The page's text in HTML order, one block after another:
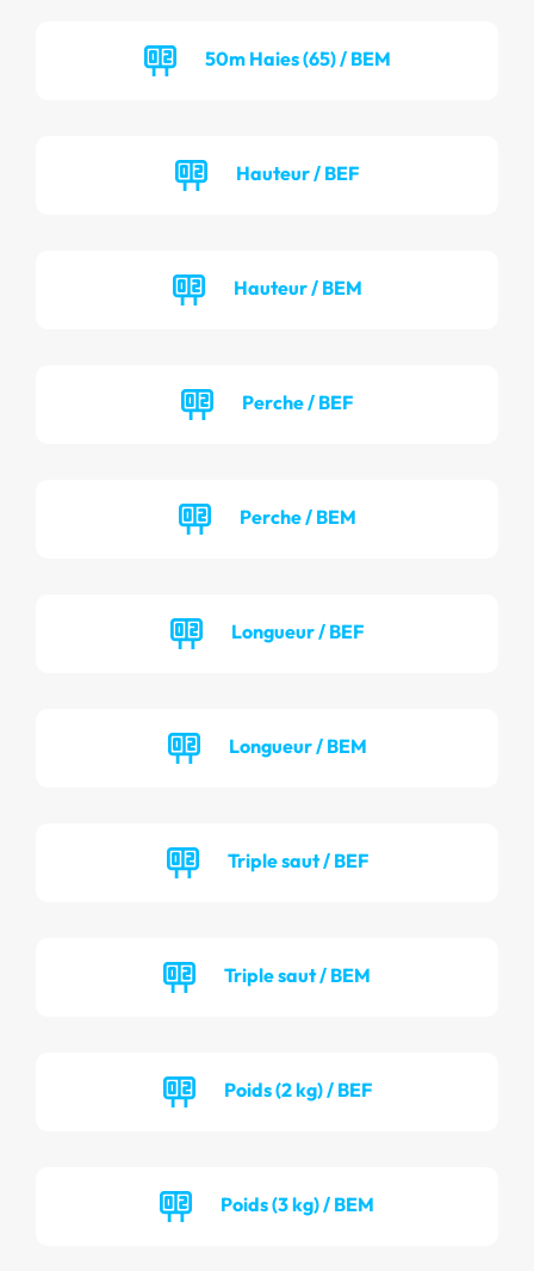
50m Haies (65) / BEM
Hauteur / BEF
Hauteur / BEM
Perche / BEF
Perche / BEM
Longueur / BEF
Longueur / BEM
Triple saut / BEF
Triple saut / BEM
Poids (2 kg) / BEF
Poids (3 kg) / BEM